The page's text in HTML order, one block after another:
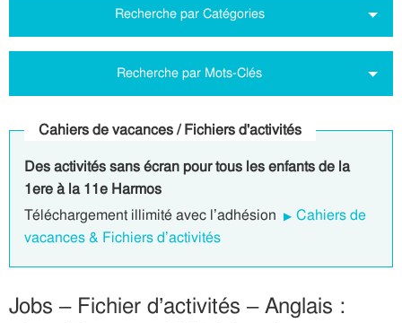
Recherche par Catégories
Recherche par Mots-Clés
Cahiers de vacances / Fichiers d'activités
Des activités sans écran pour tous les enfants de la
1ere à la 11e Harmos
Téléchargement illimité avec l’adhésion
Cahiers de
vacances & Fichiers d’activités
Jobs – Fichier d’activités – Anglais :